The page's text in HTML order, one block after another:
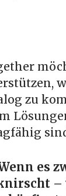
zu
es
–